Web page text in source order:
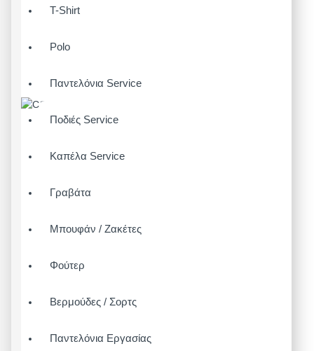
T-Shirt
Polo
Παντελόνια Service
Ποδιές Service
Καπέλα Service
Γραβάτα
Μπουφάν / Ζακέτες
Φούτερ
Βερμούδες / Σορτς
Παντελόνια Εργασίας